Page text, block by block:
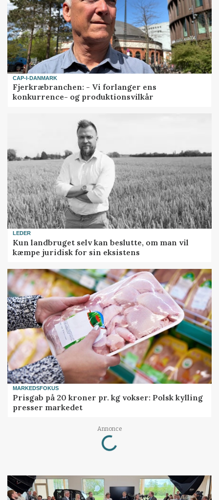
CAP-I-DANMARK
Fjerkræbranchen: - Vi forlanger ens
konkurrence- og produktionsvilkår
LEDER
Kun landbruget selv kan beslutte, om man vil
kæmpe juridisk for sin eksistens
MARKEDSFOKUS
Prisgab på 20 kroner pr. kg vokser: Polsk kylling
presser markedet
Annonce
Loading...